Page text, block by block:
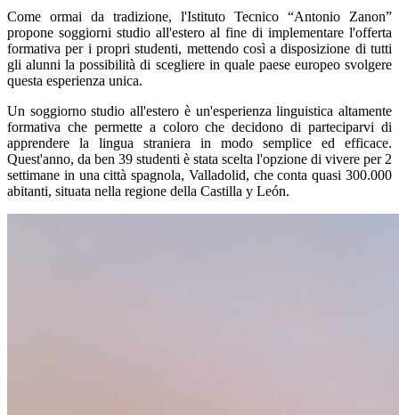
Come ormai da tradizione, l'Istituto Tecnico “Antonio Zanon”
propone soggiorni studio all'estero al fine di implementare l'offerta
formativa per i propri studenti, mettendo così a disposizione di tutti
gli alunni la possibilità di scegliere in quale paese europeo svolgere
questa esperienza unica.
Un soggiorno studio all'estero è un'esperienza linguistica altamente
formativa che permette a coloro che decidono di parteciparvi di
apprendere la lingua straniera in modo semplice ed efficace.
Quest'anno, da ben 39 studenti è stata scelta l'opzione di vivere per 2
settimane in una città spagnola, Valladolid, che conta quasi 300.000
abitanti, situata nella regione della Castilla y León.